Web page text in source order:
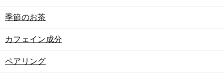
季節のお茶
カフェイン成分
ペアリング